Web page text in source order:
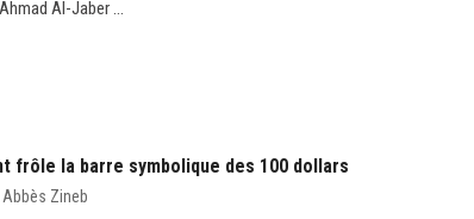
Al-Jaber ...
frôle la barre symbolique des 100 dollars
Abbès Zineb